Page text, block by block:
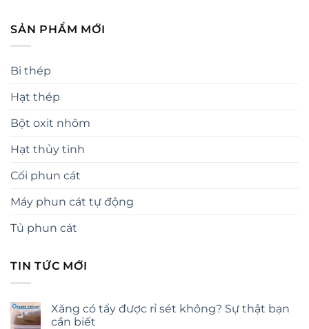
SẢN PHẨM MỚI
Bi thép
Hạt thép
Bột oxit nhôm
Hạt thủy tinh
Cối phun cát
Máy phun cát tự động
Tủ phun cát
TIN TỨC MỚI
Xăng có tẩy được rỉ sét không? Sự thật bạn
cần biết